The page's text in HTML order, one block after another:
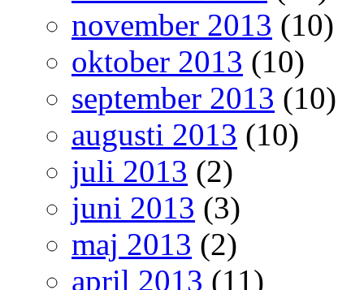
november 2013 (10)
oktober 2013 (10)
september 2013 (10)
augusti 2013 (10)
juli 2013 (2)
juni 2013 (3)
maj 2013 (2)
april 2013 (11)